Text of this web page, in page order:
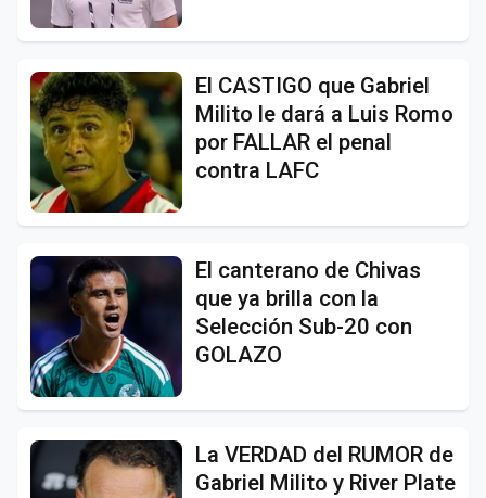
El CASTIGO que Gabriel
Milito le dará a Luis Romo
por FALLAR el penal
contra LAFC
El canterano de Chivas
que ya brilla con la
Selección Sub-20 con
GOLAZO
La VERDAD del RUMOR de
Gabriel Milito y River Plate